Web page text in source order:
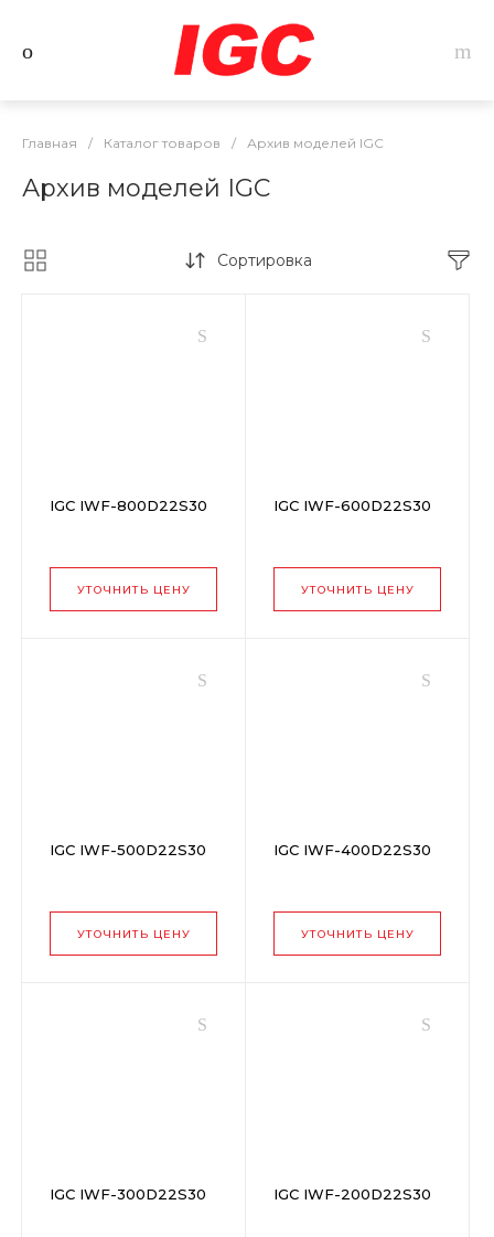
Главная / Каталог товаров / Архив моделей IGC
Архив моделей IGC
Сортировка
IGC IWF-800D22S30
УТОЧНИТЬ ЦЕНУ
IGC IWF-600D22S30
УТОЧНИТЬ ЦЕНУ
IGC IWF-500D22S30
УТОЧНИТЬ ЦЕНУ
IGC IWF-400D22S30
УТОЧНИТЬ ЦЕНУ
IGC IWF-300D22S30 IGC IWF-200D22S30